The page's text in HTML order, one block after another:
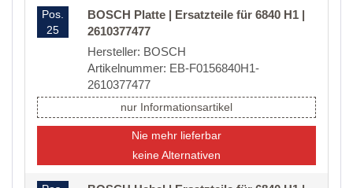
Pos.
25
BOSCH Platte | Ersatzteile für 6840 H1 |
2610377477
Hersteller: BOSCH
Artikelnummer: EB-F0156840H1-
2610377477
nur Informationsartikel
Nie mehr lieferbar
keine Alternativen